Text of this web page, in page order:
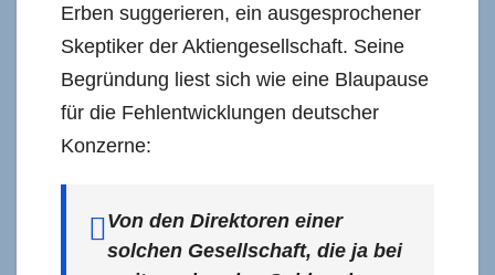
Erben suggerieren, ein ausgesprochener
Skeptiker der Aktiengesellschaft. Seine
Begründung liest sich wie eine Blaupause
für die Fehlentwicklungen deutscher
Konzerne:
Von den Direktoren einer
solchen Gesellschaft, die ja bei